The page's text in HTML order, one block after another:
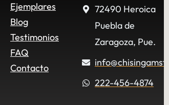
Ejemplares
Blog
Testimonios
FAQ
Contacto
72490 Heroica
Puebla de
Zaragoza, Pue.
222-456-4874